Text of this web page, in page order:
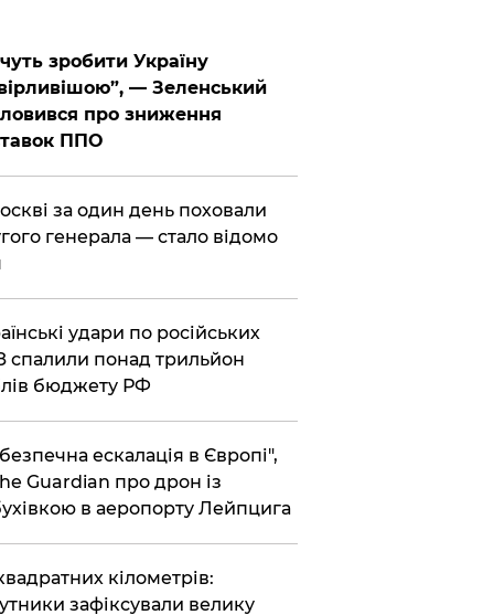
зробити Україну
— Зеленський
про зниження
ППО
за один день поховали
генерала — стало відомо
удари по російських
спалили понад трильйон
бюджету РФ
ескалація в Європі",
Guardian про дрон із
в аеропорту Лейпцига
кілометрів:
зафіксували велику